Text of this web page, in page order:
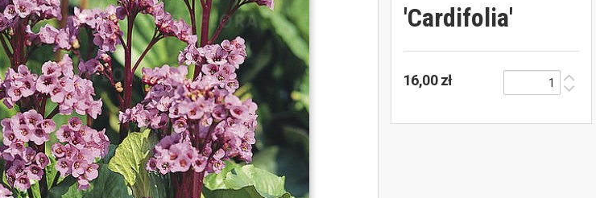
'Cardifolia'
16,00 zł